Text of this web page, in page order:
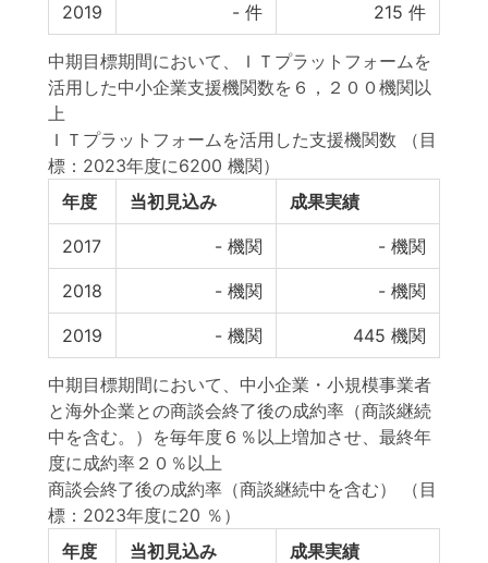
2019 - 件 215 件
中期目標期間において、ＩＴプラットフォームを
活用した中小企業支援機関数を６，２００機関以
上
ＩＴプラットフォームを活用した支援機関数
（目
標：2023年度に6200 機関）
年度
当初見込み 成果実績
2017 - 機関 - 機関
2018 - 機関 - 機関
2019 - 機関 445 機関
中期目標期間において、中小企業・小規模事業者
と海外企業との商談会終了後の成約率（商談継続
中を含む。）を毎年度６％以上増加させ、最終年
度に成約率２０％以上
商談会終了後の成約率（商談継続中を含む）
（目
標：2023年度に20 ％）
年度
当初見込み 成果実績